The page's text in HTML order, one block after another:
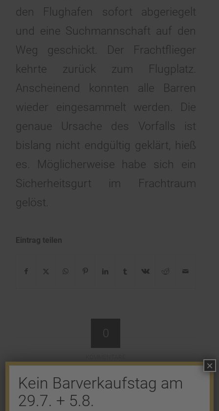
den Flughafen sofort abgeriegelt
und eine Suchmannschaft auf den
Weg geschickt. Der Frachtflieger
kehrte zurück zum Flugplatz.
Anscheinend konnten alle Barren
wieder eingesammelt werden. Die
genaue Ursache des Vorfalls ist
bislang nicht endgültig geklärt, hieß
es. Möglicherweise habe sich ein
Sicherheitsgurt im Frachtraum
gelöst.
Eintrag teilen
0
Hinterlasse einen Kommentar
An der Diskussion beteiligen?
Kein Barverkaufstag am
29.7. + 5.8.
×